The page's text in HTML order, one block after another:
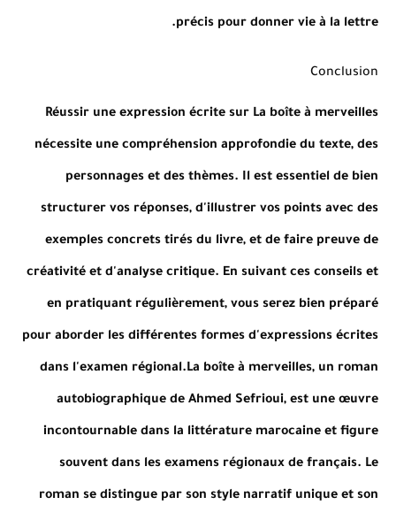
précis pour donner vie à la lettre.
Conclusion
Réussir une expression écrite sur La boîte à merveilles
nécessite une compréhension approfondie du texte, des
personnages et des thèmes. Il est essentiel de bien
structurer vos réponses, d'illustrer vos points avec des
exemples concrets tirés du livre, et de faire preuve de
créativité et d'analyse critique. En suivant ces conseils et
en pratiquant régulièrement, vous serez bien préparé
pour aborder les différentes formes d'expressions écrites
dans l'examen régional.La boîte à merveilles, un roman
autobiographique de Ahmed Sefrioui, est une œuvre
incontournable dans la littérature marocaine et figure
souvent dans les examens régionaux de français. Le
roman se distingue par son style narratif unique et son